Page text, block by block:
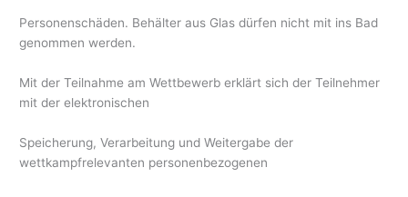
Personenschäden. Behälter aus Glas dürfen nicht mit ins Bad
genommen werden.
Mit der Teilnahme am Wettbewerb erklärt sich der Teilnehmer
mit der elektronischen
Speicherung, Verarbeitung und Weitergabe der
wettkampfrelevanten personenbezogenen